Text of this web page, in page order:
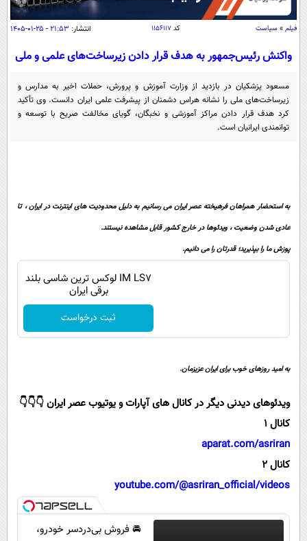
اقتصاد
اقتصادی
جامعه
حوادث
سفر و تفریح
بین الملل
سیاست خارجی
فرهنگ و هنر
سرگرمی
فیلم
ورزش
فناوری
بین الملل
اجتماعی
خواندنی ها و دیدنی ها
پیامک
روانشناسی
آموزش زبان
فیلم » سیاست کد۱۱۵۶۱۱۷ انتشار: ۲۱:۵۳ - ۲۵-۰۱-۱۴۰۵
واکنش رئیس‌جمهور به هدف قرار دادن زیرساخت‌های علمی و ملی
مسعود پزشکیان در بازدید از وزارت آموزش و پرورش، حملات اخیر به مدارس و
زیرساخت‌های ملی را نشانه هراس دشمنان از پیشرفت علمی ایران دانست. وی تأکید
کرد هدف قرار دادن مراکز آموزشی و نخبگان، گویای مخالفت صریح با توسعه و
توانمندی ایرانیان است.
به استحضار همراهان فرهیخته عصر ایران می رسانیم به دلیل محدودیت های اینترنت در ایران ، تا
عادی شدن وضعیت ، ویدئوها در خارج کشور قابل مشاهده نیستند.
پوزش ما را بپذیرید؛ قدرتان را می دانیم.
IM LS7 لوکس ترین شاسی بلند
برقی ایران
ثبت درخواست
به امید روزهای خوب برای ایران عزیزمان.
ویدئوهای دیدنی دیگر در کانال های آپارات و یوتیوب عصر ایران 👇👇👇
کانال 1
aparat.com/asriran
کانال 2
youtube.com/@asriran_official/videos
🚘 فروش بی‌دردسر خودرو،